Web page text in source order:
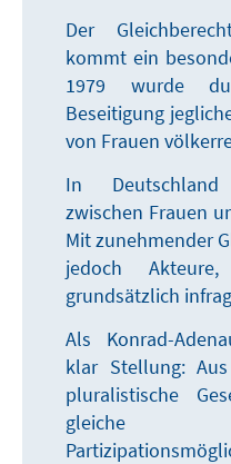
Der
kommt ein
1979 wurde
Beseitigung
von Frauen
In
zwischen Frauen
Mit zunehmender
jedoch
grundsätzlich
Als Konrad-
klar Stellung:
pluralistische
gleiche